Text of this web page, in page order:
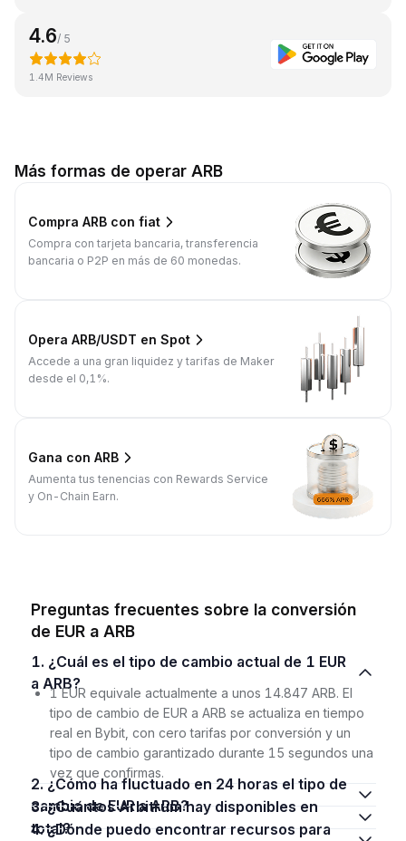
4.6/ 5
1.4M Reviews
Más formas de operar ARB
Compra ARB con fiat
Compra con tarjeta bancaria, transferencia
bancaria o P2P en más de 60 monedas.
Opera ARB/USDT en Spot
Accede a una gran liquidez y tarifas de Maker
desde el 0,1%.
Gana con ARB
Aumenta tus tenencias con Rewards Service
y On-Chain Earn.
Preguntas frecuentes sobre la conversión
de EUR a ARB
1. ¿Cuál es el tipo de cambio actual de 1 EUR
a ARB?
1 EUR equivale actualmente a unos 14.847 ARB. El
tipo de cambio de EUR a ARB se actualiza en tiempo
real en Bybit, con cero tarifas por conversión y un
tipo de cambio garantizado durante 15 segundos una
vez que confirmas.
2. ¿Cómo ha fluctuado en 24 horas el tipo de
cambio de EUR a ARB?
3. ¿Cuántos Arbitrum hay disponibles en
total?
4. ¿Dónde puedo encontrar recursos para